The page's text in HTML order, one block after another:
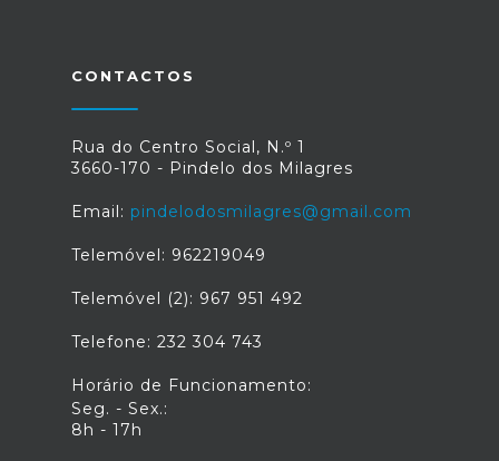
CONTACTOS
Rua do Centro Social, N.º 1
3660-170 - Pindelo dos Milagres
Email: pindelodosmilagres@gmail.com
Telemóvel: 962219049
Telemóvel (2): 967 951 492
Telefone: 232 304 743
Horário de Funcionamento:
Seg. - Sex.:
8h - 17h